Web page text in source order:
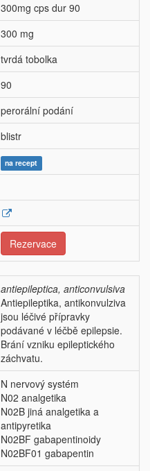
300mg cps dur 90
300 mg
tvrdá tobolka
90
perorální podání
blistr
na recept
Rezervace
antiepileptica, anticonvulsiva
Antiepileptika, antikonvulziva
jsou léčivé přípravky
podávané v léčbě epilepsie.
Brání vzniku epileptického
záchvatu.
N nervový systém
N02 analgetika
N02B jiná analgetika a
antipyretika
N02BF gabapentinoidy
N02BF01 gabapentin